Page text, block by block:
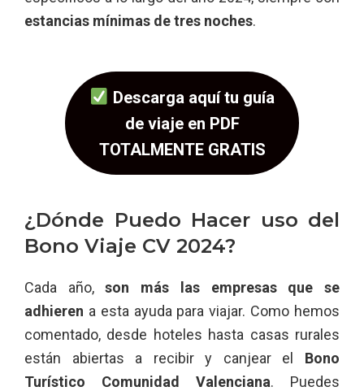
estancias mínimas de tres noches.
Descarga aquí tu guía
de viaje en PDF
TOTALMENTE GRATIS
¿Dónde Puedo Hacer uso del
Bono Viaje CV 2024?
Cada año,son más las empresas que se
adhieren a esta ayuda para viajar. Como hemos
comentado, desde hoteles hasta casas rurales
están abiertas a recibir y canjear el Bono
Turístico Comunidad Valenciana. Puedes